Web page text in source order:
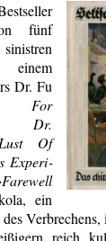
fünf
einem
Dr. Fu
For
Dr.
Of
Experi­
ein
reich,